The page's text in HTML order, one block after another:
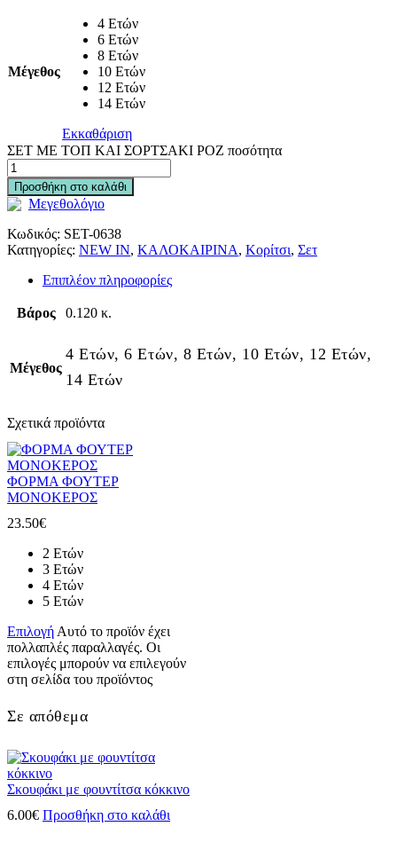
Μέγεθος
4 Ετών
6 Ετών
8 Ετών
10 Ετών
12 Ετών
14 Ετών
Εκκαθάριση
ΣΕΤ ΜΕ ΤΟΠ ΚΑΙ ΣΟΡΤΣΑΚΙ ΡΟΖ ποσότητα
Προσθήκη στο καλάθι
Μεγεθολόγιο
Κωδικός: SET-0638
Κατηγορίες: NEW IN, ΚΑΛΟΚΑΙΡΙΝΑ, Κορίτσι, Σετ
Επιπλέον πληροφορίες
Βάρος 0.120 κ.
Μέγεθος
4 Ετών, 6 Ετών, 8 Ετών, 10 Ετών, 12 Ετών,
14 Ετών
Σχετικά προϊόντα
ΦΟΡΜΑ ΦΟΥΤΕΡ
ΜΟΝΟΚΕΡΟΣ
23.50€
2 Ετών
3 Ετών
4 Ετών
5 Ετών
Επιλογή Αυτό το προϊόν έχει
πολλαπλές παραλλαγές. Οι
επιλογές μπορούν να επιλεγούν
στη σελίδα του προϊόντος
Σε απόθεμα
Σκουφάκι με φουντίτσα κόκκινο
6.00€ Προσθήκη στο καλάθι